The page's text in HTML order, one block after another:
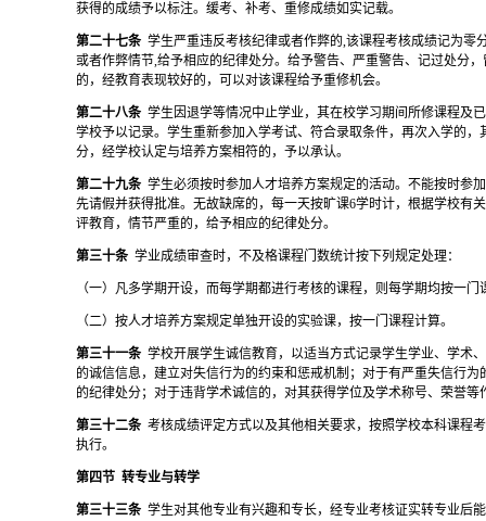
获得的成绩予以标注。缓考、补考、重修成绩如实记载。
第二十七条 学生严重违反考核纪律或者作弊的,该课程考核成绩记为零
或者作弊情节,给予相应的纪律处分。给予警告、严重警告、记过处分
的，经教育表现较好的，可以对该课程给予重修机会。
第二十八条 学生因退学等情况中止学业，其在校学习期间所修课程及
学校予以记录。学生重新参加入学考试、符合录取条件，再次入学的，
分，经学校认定与培养方案相符的，予以承认。
第二十九条 学生必须按时参加人才培养方案规定的活动。不能按时参
先请假并获得批准。无故缺席的，每一天按旷课6学时计，根据学校有
评教育，情节严重的，给予相应的纪律处分。
第三十条 学业成绩审查时，不及格课程门数统计按下列规定处理：
（一） 凡多学期开设，而每学期都进行考核的课程，则每学期均按一门
（二）按人才培养方案规定单独开设的实验课，按一门课程计算。
第三十一条 学校开展学生诚信教育，以适当方式记录学生学业、学术
的诚信信息，建立对失信行为的约束和惩戒机制；对于有严重失信行为
的纪律处分；对于违背学术诚信的，对其获得学位及学术称号、荣誉等
第三十二条 考核成绩评定方式以及其他相关要求，按照学校本科课程
执行。
第四节 转专业与转学
第三十三条 学生对其他专业有兴趣和专长，经专业考核证实转专业后